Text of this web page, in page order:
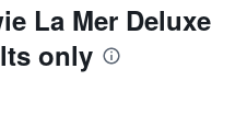
La Mer Deluxe
only